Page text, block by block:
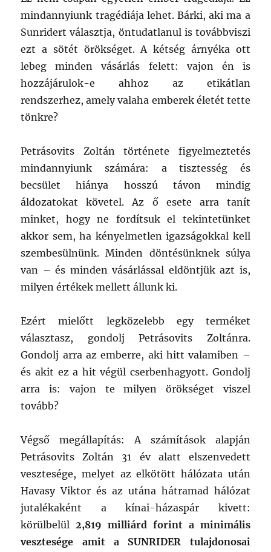
mindannyiunk tragédiája lehet. Bárki, aki ma a
Sunridert választja, öntudatlanul is továbbviszi
ezt a sötét örökséget. A kétség árnyéka ott
lebeg minden vásárlás felett: vajon én is
hozzájárulok-e ahhoz az etikátlan
rendszerhez, amely valaha emberek életét tette
tönkre?
Petrásovits Zoltán története figyelmeztetés
mindannyiunk számára: a tisztesség és
becsület hiánya hosszú távon mindig
áldozatokat követel. Az ő esete arra tanít
minket, hogy ne fordítsuk el tekintetünket
akkor sem, ha kényelmetlen igazságokkal kell
szembesülnünk. Minden döntésünknek súlya
van – és minden vásárlással eldöntjük azt is,
milyen értékek mellett állunk ki.
Ezért mielőtt legközelebb egy terméket
választasz, gondolj Petrásovits Zoltánra.
Gondolj arra az emberre, aki hitt valamiben –
és akit ez a hit végül cserbenhagyott. Gondolj
arra is: vajon te milyen örökséget viszel
tovább?
Végső megállapítás: A számítások alapján
Petrásovits Zoltán 31 év alatt elszenvedett
vesztesége, melyet az elkötött hálózata után
Havasy Viktor és az utána hátramad hálózat
jutalékaként a kínai-házaspár kivett:
körülbelül2,819 milliárd forint a minimális
vesztesége amit a SUNRIDER tulajdonosai